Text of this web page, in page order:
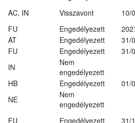
AC, IN Visszavont
10/
FU Engedélyezett
AT Engedélyezett
31/
FU Engedélyezett
31/
IN
Nem
engedélyezett
HB Engedélyezett
01/
NE
Nem
engedélyezett
FU Engedélyezett 31/